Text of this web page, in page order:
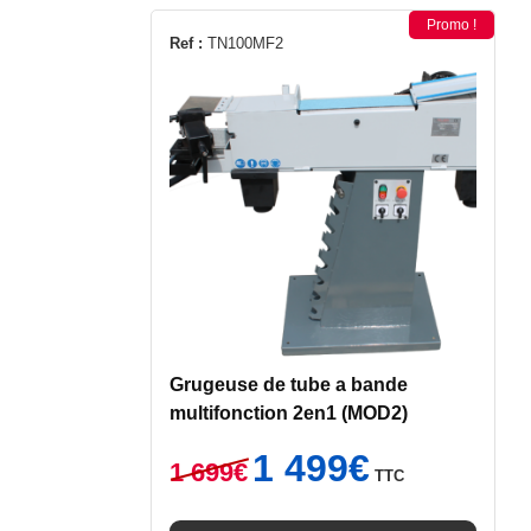
Ref : TN100MF2
Promo !
Grugeuse de tube a bande
multifonction 2en1 (MOD2)
1 699€
Le
prix
1 499€prix
TTC